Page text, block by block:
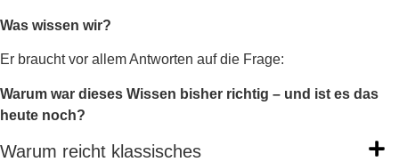
Was wissen wir?
Er braucht vor allem Antworten auf die Frage:
Warum war dieses Wissen bisher richtig – und ist es das
heute noch?
Warum reicht klassisches